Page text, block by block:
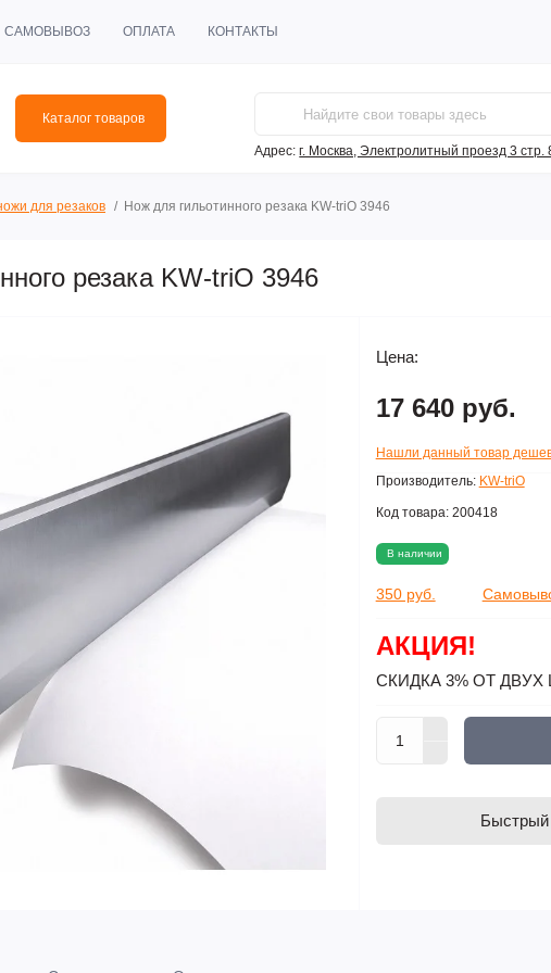
САМОВЫВОЗ ОПЛАТА КОНТАКТЫ
Каталог товаров
Адрес: г. Москва, Электролитный проезд 3 стр.
для резаков Нож для гильотинного резака KW-triO 3946
резака KW-triO 3946
Производитель: KW-triO
Код товара: 200418
В наличии
350 руб.
Цена:
17 640 руб.
Нашли данный товар
АКЦИЯ!
СКИДКА 3% ОТ ДВУХ
Быстрый